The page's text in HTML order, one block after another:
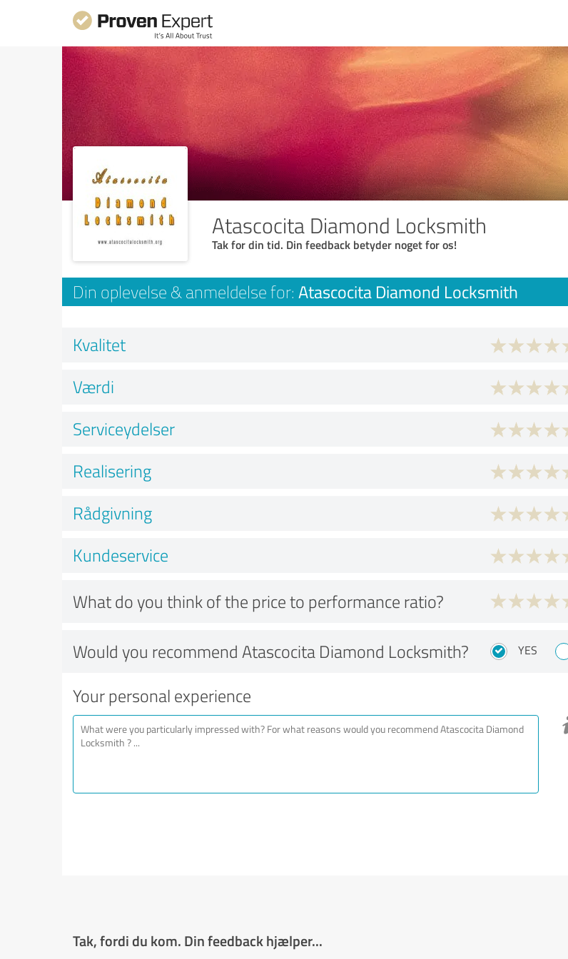
Atascocita Diamond Locksmith
Tak for din tid. Din feedback betyder noget for os!
Din oplevelse & anmeldelse for: Atascocita Diamond Locksmith
Kvalitet
Værdi
Serviceydelser
Realisering
Rådgivning
Kundeservice
What do you think of the price to performance ratio?
Would you recommend Atascocita Diamond Locksmith? YES
Your personal experience
Tak, fordi du kom. Din feedback hjælper...